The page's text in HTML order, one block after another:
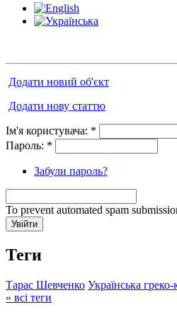
Додати новий об'єкт
Додати нову статтю
Ім'я користувача: *
Пароль: *
Забули пароль?
To prevent automated spam
Теги
Тарас Шевченко Українська
» всі теги